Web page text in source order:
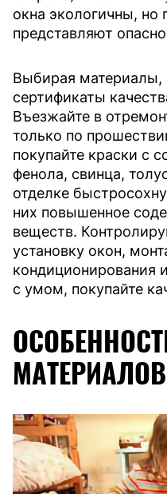
окна экологичны, но
представляют
Выбирая материалы,
сертификаты
Въезжайте в
только по
покупайте краски с
фенола, свинца,
отделке
них повышенное
веществ.
установку окон,
кондиционирования
с умом, покупайте